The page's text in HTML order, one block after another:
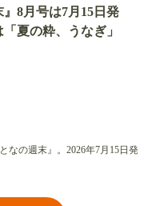
』8月号は7月15日発
夏の粋、うなぎ」
なの週末』。2026年7月15日発